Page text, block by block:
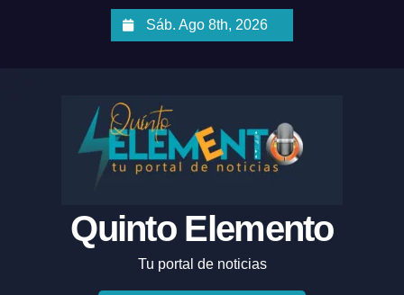
Sáb. Ago 8th, 2026
Quinto Elemento
Tu portal de noticias